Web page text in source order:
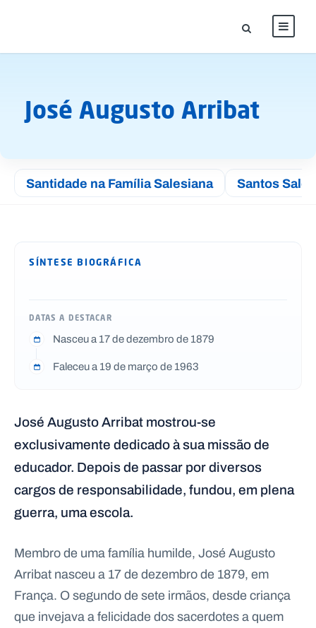
José Augusto Arribat
Santidade na Família Salesiana Santos
SÍNTESE BIOGRÁFICA
DATAS A DESTACAR
Nasceu a 17 de dezembro de 1879
Faleceu a 19 de março de 1963
José Augusto Arribat mostrou-se
exclusivamente dedicado à sua missão de
educador. Depois de passar por diversos
cargos de responsabilidade, fundou, em plena
guerra, uma escola.
Membro de uma família humilde, José Augusto
Arribat nasceu a 17 de dezembro de 1879, em
França. O segundo de sete irmãos, desde criança
que invejava a felicidade dos sacerdotes a quem